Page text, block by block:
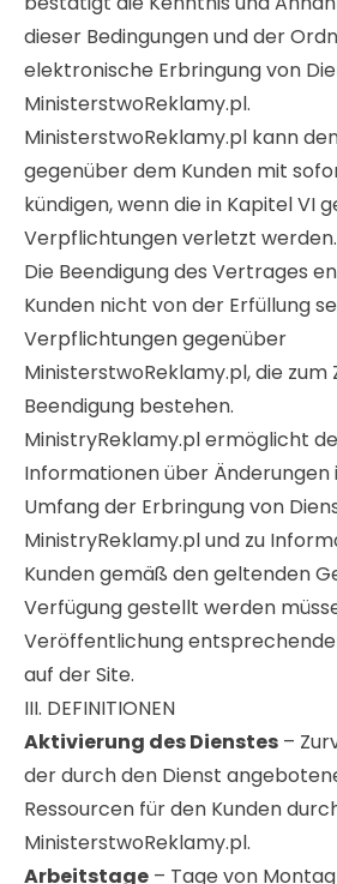
dieser Bedingungen und der
elektronische Erbringung von
MinisterstwoReklamy.pl.
MinisterstwoReklamy.pl kann
gegenüber dem Kunden mit
kündigen, wenn die in Kapitel VI
Verpflichtungen verletzt werden.
Die Beendigung des Vertrages
Kunden nicht von der Erfüllung
Verpflichtungen gegenüber
MinisterstwoReklamy.pl, die
Beendigung bestehen.
MinistryReklamy.pl ermöglicht
Informationen über Änderungen
Umfang der Erbringung von
MinistryReklamy.pl und zu
Kunden gemäß den geltenden
Verfügung gestellt werden
Veröffentlichung
auf der Site.
III. DEFINITIONEN
Aktivierung des Dienstes –
der durch den Dienst
Ressourcen für den Kunden
MinisterstwoReklamy.pl.
Arbeitstage – Tage von